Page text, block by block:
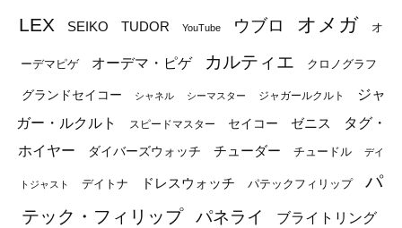
LEX
SEIKO TUDOR YouTube ウブロ オメガ オ
ーデマピゲ オーデマ・ピゲ カルティエ クロノグラフ
グランドセイコー シャネル シーマスター ジャガールクルト
ジャ
ガー・ルクルト
スピードマスター セイコー ゼニス
タグ・
ホイヤー
ダイバーズウォッチ チューダー チュードル デイ
トジャスト デイトナ ドレスウォッチ パテックフィリップ
パ
テック・フィリップ
パネライ ブライトリング